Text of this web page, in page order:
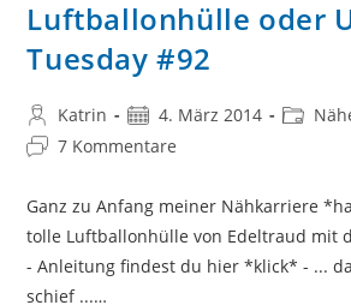
Luftballonhülle oder
Tuesday #92
Beitrags-
Autor:
Katrin
Beitrag
veröffentlicht:
4. März 2014
Beitrags-
7 Kommentare
Ganz zu Anfang meiner Nähkarriere
tolle Luftballonhülle von Edeltraud mit
- Anleitung findest du hier *klick* - ...
schief ...…